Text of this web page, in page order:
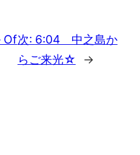
Of次: 6:04 中之島か
らご来光☆
→